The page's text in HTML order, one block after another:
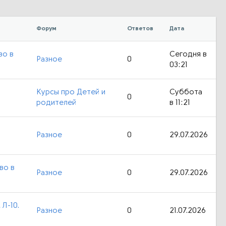
Форум Ответов Дата
в
Разное 0
Сегодня в
03:21
Курсы про Детей и
родителей
0
Суббота
в 11:21
Разное 0 29.07.2026
в
Разное 0 29.07.2026
10.
Разное 0 21.07.2026